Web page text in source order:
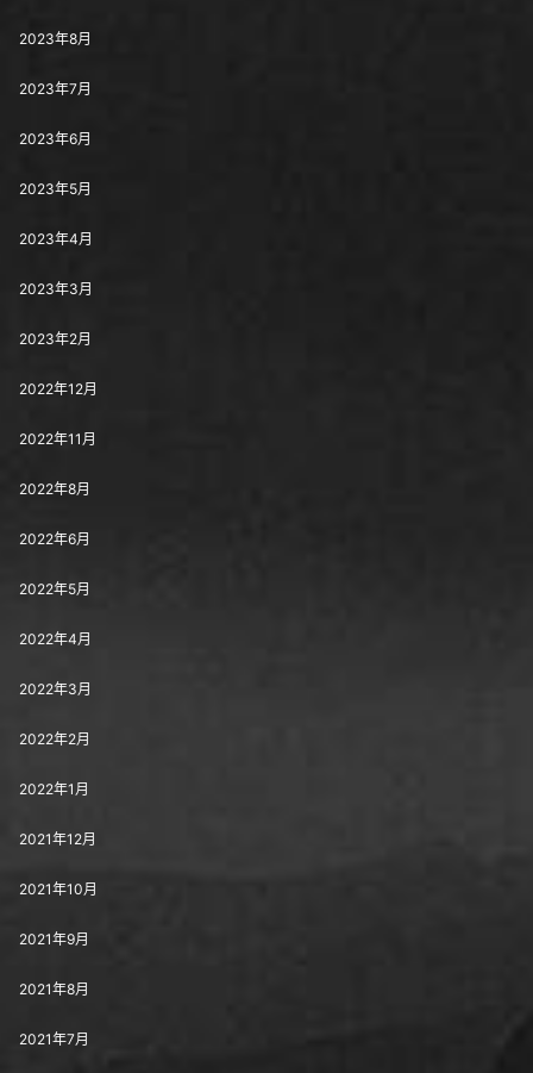
2023年8月
2023年7月
2023年6月
2023年5月
2023年4月
2023年3月
2023年2月
2022年12月
2022年11月
2022年8月
2022年6月
2022年5月
2022年4月
2022年3月
2022年2月
2022年1月
2021年12月
2021年10月
2021年9月
2021年8月
2021年7月